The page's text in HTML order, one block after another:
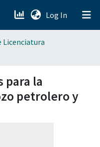
Log In (current)
Licenciatura
para la
petrolero y